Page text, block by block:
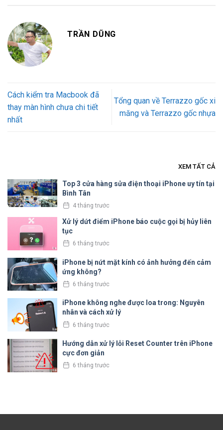
TRẦN DŨNG
Cách kiểm tra Macbook đã
thay màn hình chưa chi tiết
nhất
Tổng quan về Terrazzo gốc xi
măng và Terrazzo gốc nhựa
XEM TẤT CẢ
Top 3 cửa hàng sửa điện thoại iPhone uy tín tại
Bình Tân
4 tháng trước
Xử lý dứt điểm iPhone báo cuộc gọi bị hủy liên
tục
6 tháng trước
iPhone bị nứt mặt kính có ảnh hưởng đến cảm
ứng không?
6 tháng trước
iPhone không nghe được loa trong: Nguyên
nhân và cách xử lý
6 tháng trước
Hướng dẫn xử lý lỗi Reset Counter trên iPhone
cực đơn giản
6 tháng trước